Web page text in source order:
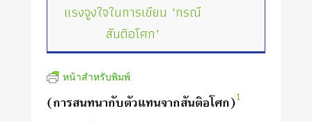
แรงจูงใจในการเขียน "กรณี
สันติอโศก"
หน้าสำหรับพิมพ์
(การสนทนากับตัวแทนจากสันติอโศก)1